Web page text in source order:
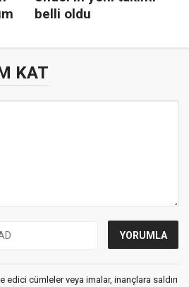
KAT
edici cümleler veya imalar, inançlara saldırı